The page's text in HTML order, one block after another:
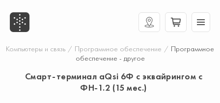
Компьютеры и связь / Программное обеспечение / Программное
обеспечение - другое
Смарт-терминал aQsi 6Ф с эквайрингом с
ФН-1.2 (15 мес.)